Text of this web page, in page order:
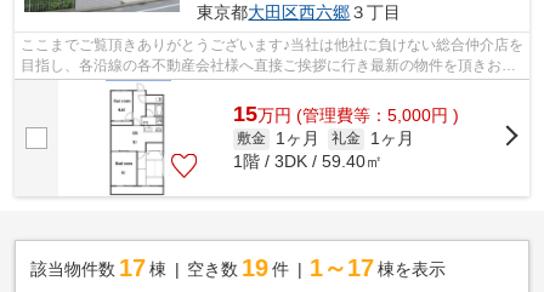
東京都大田区西六郷３丁目
ここまでご覧頂きありがとうございます♪当社は他社に負けない総合仲介店を
目指し、各沿線の各不動産会社様へ直接ご挨拶に行き最新の物件を頂きお客
様へ提供しております！最新の情報は...
15万円 (管理費等：5,000円 )
敷金 1ヶ月 礼金
1ヶ月
1階 / 3DK / 59.40㎡
該当物件数 17棟 空き数 19 件 1～17 棟を表示